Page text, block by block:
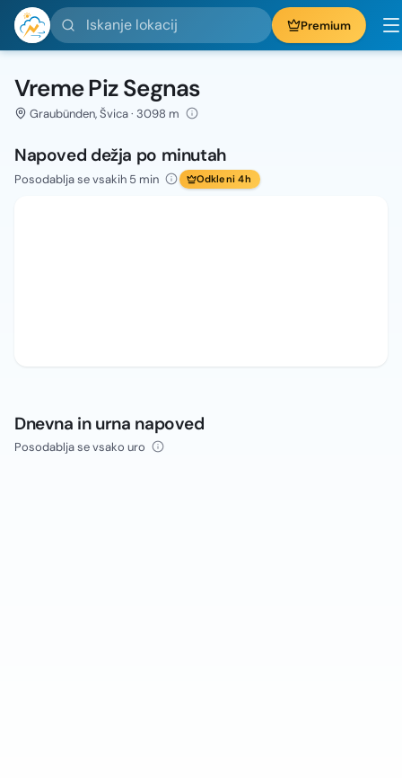
Iskanje lokacij Premium
Vreme Piz Segnas
Graubünden, Švica · 3098 m
Napoved dežja po minutah
Posodablja se vsakih 5 min Odkleni 4h
Dnevna in urna napoved
Posodablja se vsako uro